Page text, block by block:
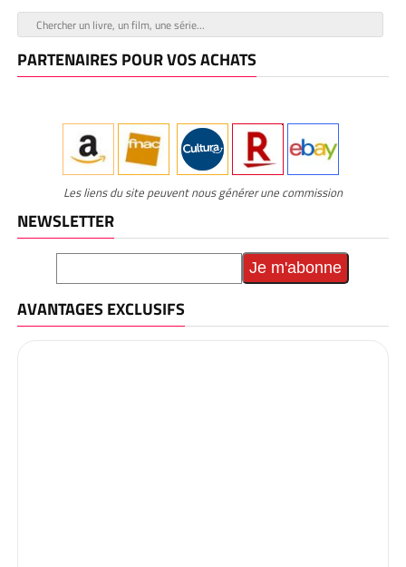
PARTENAIRES POUR VOS ACHATS
Les liens du site peuvent nous générer une commission
NEWSLETTER
AVANTAGES EXCLUSIFS